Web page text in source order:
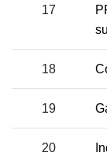
17
18
19
20